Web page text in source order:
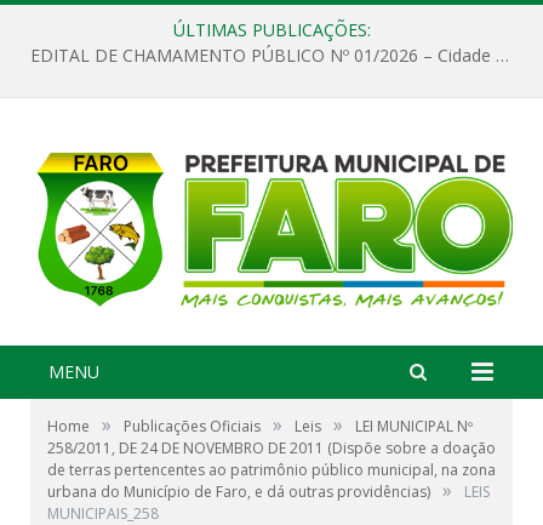
ÚLTIMAS PUBLICAÇÕES:
EDITAL DE CHAMAMENTO PÚBLICO Nº 01/2026 – Cidade de Faro
MENU
Home » Publicações Oficiais » Leis »
LEI MUNICIPAL Nº
258/2011, DE 24 DE NOVEMBRO DE 2011 (Dispõe sobre a doação
de terras pertencentes ao patrimônio público municipal, na zona
urbana do Município de Faro, e dá outras providências) »
LEIS
MUNICIPAIS_258